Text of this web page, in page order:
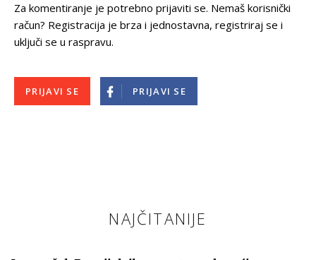
Za komentiranje je potrebno prijaviti se. Nemaš korisnički
račun? Registracija je brza i jednostavna, registriraj se i
uključi se u raspravu.
PRIJAVI SE PRIJAVI SE
NAJČITANIJE